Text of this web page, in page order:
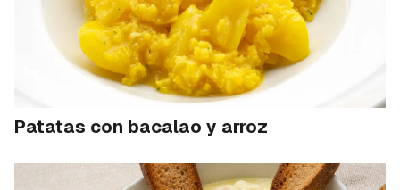
Patatas con bacalao y arroz